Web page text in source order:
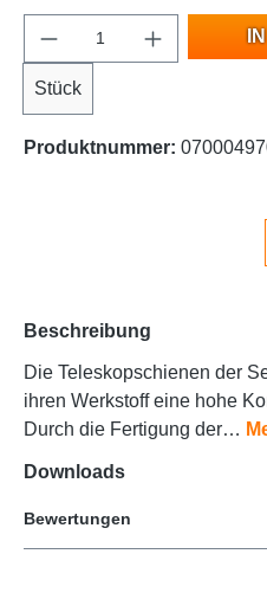
Stück
Produktnummer:
Beschreibung
Die Teleskopschienen der
ihren Werkstoff eine hohe
Durch die Fertigung der…
Downloads
Bewertungen